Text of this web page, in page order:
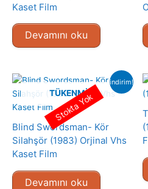
Kaset Film
Devamını oku
indirim!
TÜKENMIŞ
Blind Swordsman- Kör
Silahşör (1983) Orjinal Vhs
Kaset Film
Devamını oku
Stokta Yok